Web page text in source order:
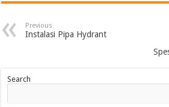
Previous
Instalasi Pipa Hydrant
Search